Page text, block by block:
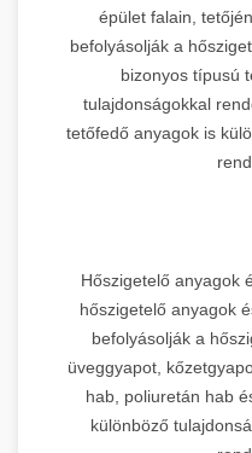
épület falain,
befolyásolják a
bizonyos típusú
tulajdonságokkal
tetőfedő anyagok is
Hőszigetelő anyagok
hőszigetelő anyagok
befolyásolják a
üveggyapot,
hab, poliuretán hab
különböző